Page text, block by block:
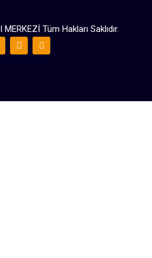
Tüm Hakları Saklıdır.